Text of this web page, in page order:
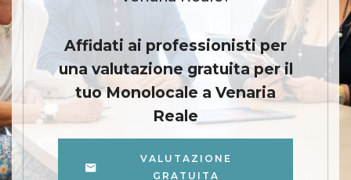
Affidati ai professionisti per
una valutazione gratuita per il
tuo Monolocale a Venaria
Reale
VALUTAZIONE
GRATUITA